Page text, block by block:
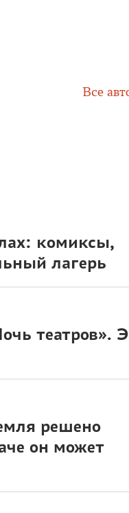
Все
комиксы,
лагерь
театров».
решено
он может